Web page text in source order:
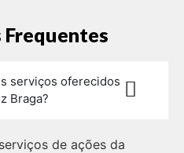
serviços oferecidos
Braga?
de ações da